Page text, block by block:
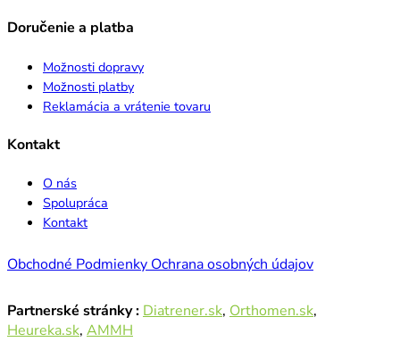
Doručenie a platba
Možnosti dopravy
Možnosti platby
Reklamácia a vrátenie tovaru
Kontakt
O nás
Spolupráca
Kontakt
Obchodné Podmienky Ochrana osobných údajov
Partnerské stránky : Diatrener.sk, Orthomen.sk,
Heureka.sk, AMMH